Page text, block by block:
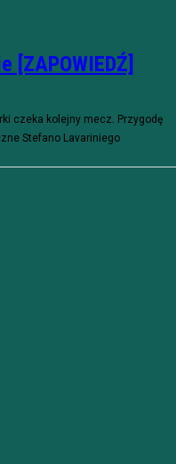
[ZAPOWIEDŹ]
czeka kolejny mecz. Przygodę
Stefano Lavariniego